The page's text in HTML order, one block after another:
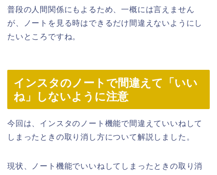
普段の人間関係にもよるため、一概には言えません
が、ノートを見る時はできるだけ間違えないようにし
たいところですね。
インスタのノートで間違えて「いい
ね」しないように注意
今回は、インスタのノート機能で間違えていいねして
しまったときの取り消し方について解説しました。
現状、ノート機能でいいねしてしまったときの取り消